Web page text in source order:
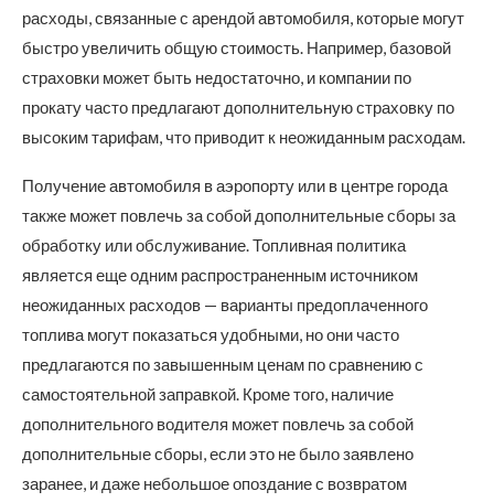
расходы, связанные с арендой автомобиля, которые могут
быстро увеличить общую стоимость. Например, базовой
страховки может быть недостаточно, и компании по
прокату часто предлагают дополнительную страховку по
высоким тарифам, что приводит к неожиданным расходам.
Получение автомобиля в аэропорту или в центре города
также может повлечь за собой дополнительные сборы за
обработку или обслуживание. Топливная политика
является еще одним распространенным источником
неожиданных расходов — варианты предоплаченного
топлива могут показаться удобными, но они часто
предлагаются по завышенным ценам по сравнению с
самостоятельной заправкой. Кроме того, наличие
дополнительного водителя может повлечь за собой
дополнительные сборы, если это не было заявлено
заранее, и даже небольшое опоздание с возвратом